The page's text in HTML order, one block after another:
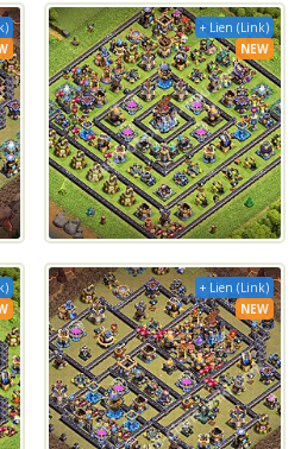
+ Lien (Link)
NEW
+ Lien (Link)
NEW